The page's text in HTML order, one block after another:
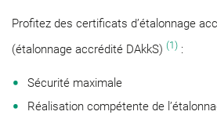
Profitez des certificats d’étalonnage
(étalonnage accrédité DAkkS) (1) :
Sécurité maximale
Réalisation compétente de